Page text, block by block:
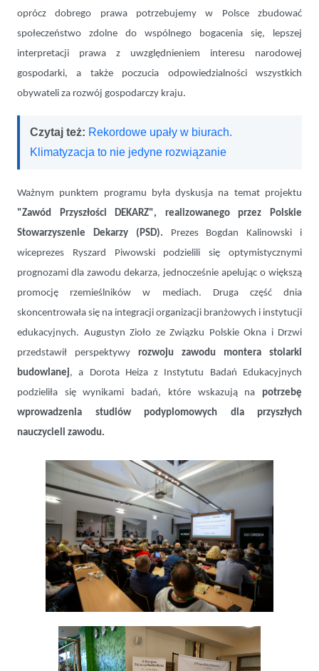
oprócz dobrego prawa potrzebujemy w Polsce zbudować
społeczeństwo zdolne do wspólnego bogacenia się, lepszej
interpretacji prawa z uwzględnieniem interesu narodowej
gospodarki, a także poczucia odpowiedzialności wszystkich
obywateli za rozwój gospodarczy kraju.
Czytaj też: Rekordowe upały w biurach.
Klimatyzacja to nie jedyne rozwiązanie
Ważnym punktem programu była dyskusja na temat projektu
"Zawód Przyszłości DEKARZ", realizowanego przez Polskie
Stowarzyszenie Dekarzy (PSD). Prezes Bogdan Kalinowski i
wiceprezes Ryszard Piwowski podzielili się optymistycznymi
prognozami dla zawodu dekarza, jednocześnie apelując o większą
promocję rzemieślników w mediach. Druga część dnia
skoncentrowała się na integracji organizacji branżowych i instytucji
edukacyjnych. Augustyn Zioło ze Związku Polskie Okna i Drzwi
przedstawił perspektywy rozwoju zawodu montera stolarki
budowlanej, a Dorota Heiza z Instytutu Badań Edukacyjnych
podzieliła się wynikami badań, które wskazują na potrzebę
wprowadzenia studiów podyplomowych dla przyszłych
nauczycieli zawodu.